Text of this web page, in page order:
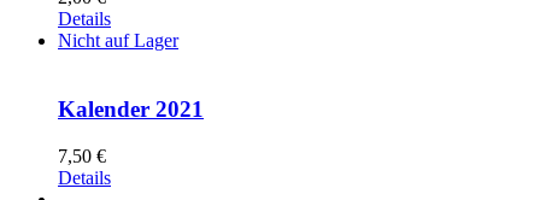
Details
Nicht auf Lager
Kalender 2021
7,50 €
Details